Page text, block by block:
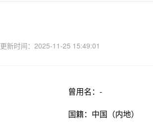
更新时间：2025-11-25 15:49:01
曾用名：-
国籍：中国（内地）